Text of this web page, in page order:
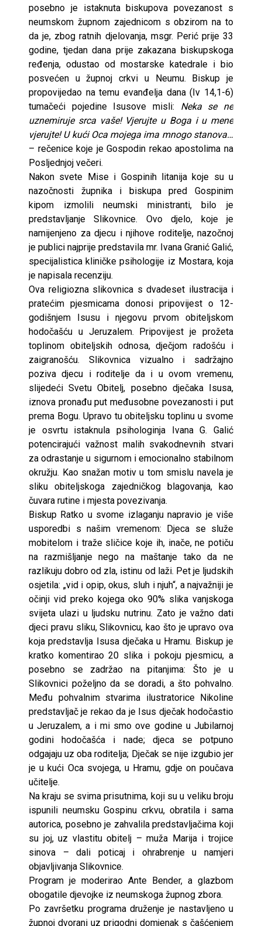
posebno je istaknuta biskupova povezanost s
neumskom župnom zajednicom s obzirom na to
da je, zbog ratnih djelovanja, msgr. Perić prije 33
godine, tjedan dana prije zakazana biskupskoga
ređenja, odustao od mostarske katedrale i bio
posvećen u župnoj crkvi u Neumu. Biskup je
propovijedao na temu evanđelja dana (Iv 14,1-6)
tumačeći pojedine Isusove misli: Neka se ne
uznemiruje srca vaše! Vjerujte u Boga i u mene
vjerujte! U kući Oca mojega ima mnogo stanova…
– rečenice koje je Gospodin rekao apostolima na
Posljednjoj večeri.
Nakon svete Mise i Gospinih litanija koje su u
nazočnosti župnika i biskupa pred Gospinim
kipom izmolili neumski ministranti, bilo je
predstavljanje Slikovnice. Ovo djelo, koje je
namijenjeno za djecu i njihove roditelje, nazočnoj
je publici najprije predstavila mr. Ivana Granić Galić,
specijalistica kliničke psihologije iz Mostara, koja
je napisala recenziju.
Ova religiozna slikovnica s dvadeset ilustracija i
pratećim pjesmicama donosi pripovijest o 12-
godišnjem Isusu i njegovu prvom obiteljskom
hodočašću u Jeruzalem. Pripovijest je prožeta
toplinom obiteljskih odnosa, dječjom radošću i
zaigranošću. Slikovnica vizualno i sadržajno
poziva djecu i roditelje da i u ovom vremenu,
slijedeći Svetu Obitelj, posebno dječaka Isusa,
iznova pronađu put međusobne povezanosti i put
prema Bogu. Upravo tu obiteljsku toplinu u svome
je osvrtu istaknula psihologinja Ivana G. Galić
potencirajući važnost malih svakodnevnih stvari
za odrastanje u sigurnom i emocionalno stabilnom
okružju. Kao snažan motiv u tom smislu navela je
sliku obiteljskoga zajedničkog blagovanja, kao
čuvara rutine i mjesta povezivanja.
Biskup Ratko u svome izlaganju napravio je više
usporedbi s našim vremenom: Djeca se služe
mobitelom i traže sličice koje ih, inače, ne potiču
na razmišljanje nego na maštanje tako da ne
razlikuju dobro od zla, istinu od laži. Pet je ljudskih
osjetila: „vid i opip, okus, sluh i njuh“, a najvažniji je
očinji vid preko kojega oko 90% slika vanjskoga
svijeta ulazi u ljudsku nutrinu. Zato je važno dati
djeci pravu sliku, Slikovnicu, kao što je upravo ova
koja predstavlja Isusa dječaka u Hramu. Biskup je
kratko komentirao 20 slika i pokoju pjesmicu, a
posebno se zadržao na pitanjima: Što je u
Slikovnici poželjno da se doradi, a što pohvalno.
Među pohvalnim stvarima ilustratorice Nikoline
predstavljač je rekao da je Isus dječak hodočastio
u Jeruzalem, a i mi smo ove godine u Jubilarnoj
godini hodočašća i nade; djeca se potpuno
odgajaju uz oba roditelja; Dječak se nije izgubio jer
je u kući Oca svojega, u Hramu, gdje on poučava
učitelje.
Na kraju se svima prisutnima, koji su u veliku broju
ispunili neumsku Gospinu crkvu, obratila i sama
autorica, posebno je zahvalila predstavljačima koji
su joj, uz vlastitu obitelj – muža Marija i trojice
sinova – dali poticaj i ohrabrenje u namjeri
objavljivanja Slikovnice.
Program je moderirao Ante Bender, a glazbom
obogatile djevojke iz neumskoga župnog zbora.
Po završetku programa druženje je nastavljeno u
župnoj dvorani uz prigodni domjenak s čašćenjem